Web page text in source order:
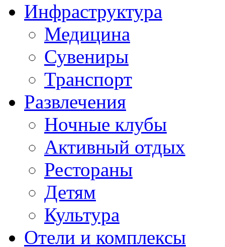
Инфраструктура
Медицина
Сувениры
Транспорт
Развлечения
Ночные клубы
Активный отдых
Рестораны
Детям
Культура
Отели и комплексы